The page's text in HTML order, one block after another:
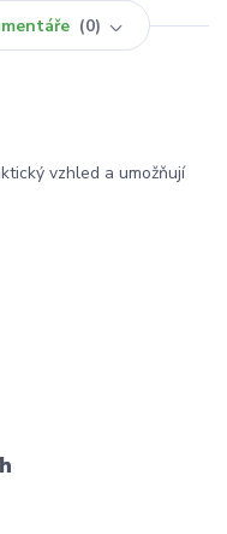
0
vzhled a umožňují